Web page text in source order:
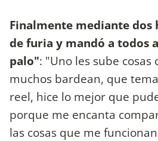
Finalmente mediante dos
de furia y mandó a todos
palo": "Uno les sube
muchos bardean, que
reel, hice lo mejor que
porque me encanta
las cosas que me